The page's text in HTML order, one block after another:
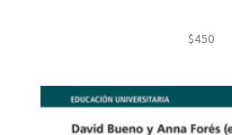
$450